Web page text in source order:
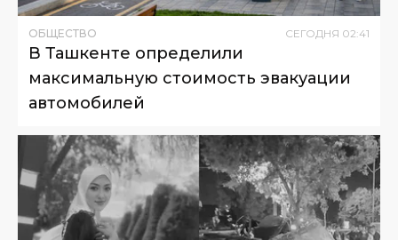
ОБЩЕСТВО СЕГОДНЯ 02:41
В Ташкенте определили
максимальную стоимость эвакуации
автомобилей